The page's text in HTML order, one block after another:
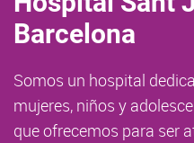
Barcelona
Somos un hospital
mujeres, niños y
que ofrecemos para ser